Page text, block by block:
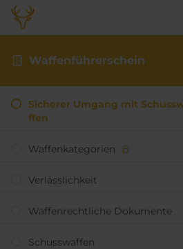
Waffen­­führer­­schein
Sicherer Um­gang mit
ffen
Waffen­kate­gorien
Ver­läss­lich­keit
Waffen­recht­lich­e Doku­mente
Schuss­waffen